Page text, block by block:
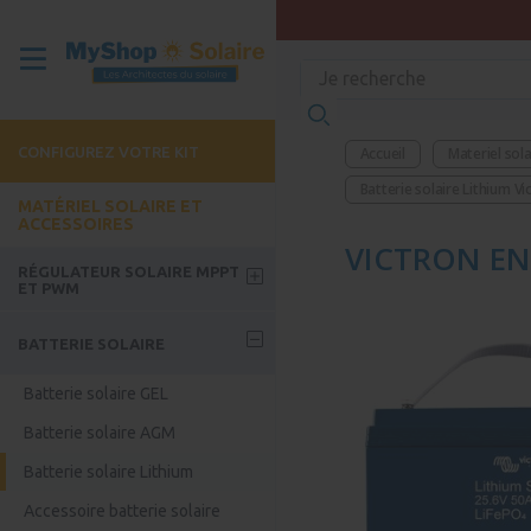
CONFIGUREZ VOTRE KIT
MATÉRIEL SOLAIRE ET
ACCESSOIRES
Batterie solaire GEL
Batterie solaire AGM
Batterie solaire Lithium
Accessoire batterie solaire
VICTRON